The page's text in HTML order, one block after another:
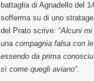
battaglia di Agnadello del
sofferma su di uno
del Prato scrive: “Alcuni mi
una compagnia falsa con
essendo da prima
sì come quegli aviano”.